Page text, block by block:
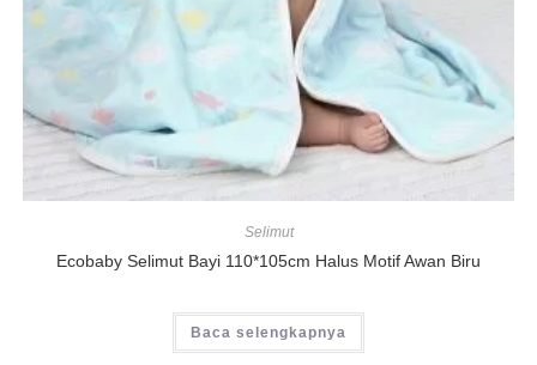
Selimut
Ecobaby Selimut Bayi 110*105cm Halus Motif Awan Biru
Baca selengkapnya